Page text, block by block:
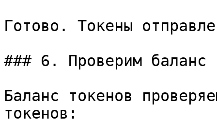
Готово. Токены
### 6. Проверим баланс
Баланс токенов
токенов: